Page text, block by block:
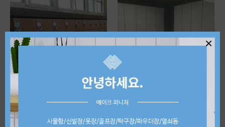
신발장300*200*370 2단 화이트옷장300*900*480
×